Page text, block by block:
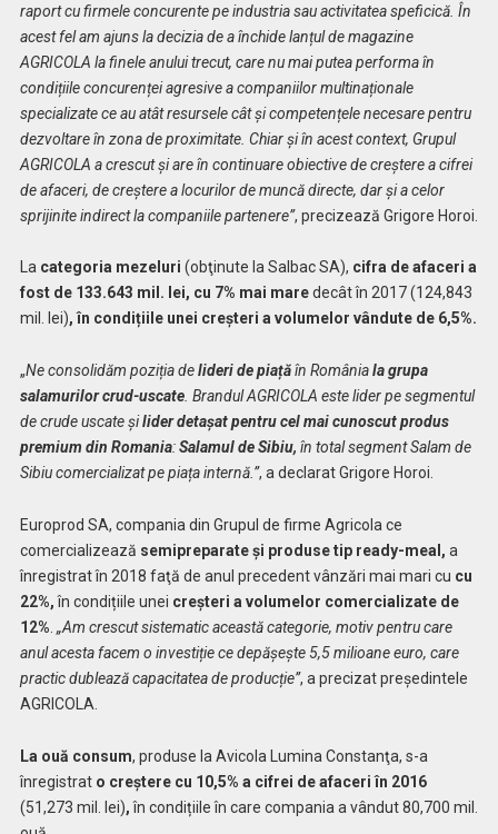
raport cu firmele concurente pe industria sau activitatea speficică. În
acest fel am ajuns la decizia de a închide lanțul de magazine
AGRICOLA la finele anului trecut, care nu mai putea performa în
condițiile concurenței agresive a companiilor multinaționale
specializate ce au atât resursele cât și competențele necesare pentru
dezvoltare în zona de proximitate. Chiar și în acest context, Grupul
AGRICOLA a crescut și are în continuare obiective de creștere a cifrei
de afaceri, de creștere a locurilor de muncă directe, dar și a celor
sprijinite indirect la companiile partenere”, precizează Grigore Horoi.
Lacategoria mezeluri (obţinute la Salbac SA), cifra de afaceri a
fost de 133.643 mil. lei, cu 7% mai maredecât în 2017(124,843
mil. lei), în condițiile unei creșteri a volumelor vândute de 6,5%.
„Ne consolidăm poziția delideri de piațăîn Româniala grupa
salamurilor crud-uscate. Brandul AGRICOLA este lider pe segmentul
de crude uscate șilider detașat pentru cel mai cunoscut produs
premium din Romania:Salamul de Sibiu, în total segment Salam de
Sibiu comercializat pe piața internă.”, a declarat Grigore Horoi.
Europrod SA, compania din Grupul de firme Agricola ce
comercializează semipreparate şi produse tip ready-meal, a
înregistrat în 2018 faţă de anul precedent vânzări mai mari cu cu
22%,în condițiile unei creșteri a volumelor comercializate de
12% „Am crescut sistematic această categorie, motiv pentru care
anul acesta facem o investiție ce depășește 5,5 milioane euro, care
practic dublează capacitatea de producție”, a precizat președintele
AGRICOLA.
La ouă consum, produse la Avicola Lumina Constanţa, s-a
înregistrat o creștere cu 10,5% a cifrei de afaceri în 2016
(51,273 mil. lei),în condițiile în care compania a vândut 80,700 mil.